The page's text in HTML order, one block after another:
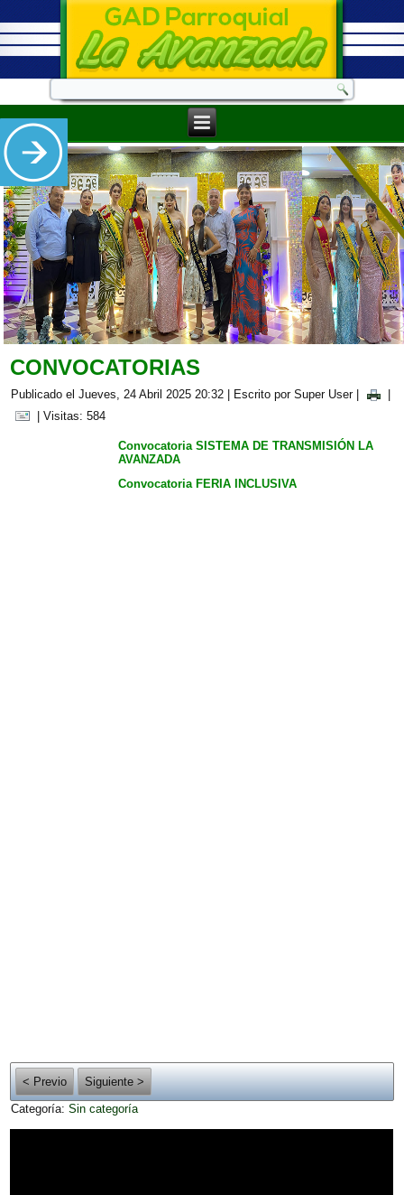
CONVOCATORIAS
Publicado el Jueves, 24 Abril 2025 20:32 Escrito por Super User|
| Visitas: 584
Convocatoria SISTEMA DE TRANSMISIÓN LA
AVANZADA
Convocatoria FERIA INCLUSIVA
< Previo
Siguiente >
Categoría:Sin categoría